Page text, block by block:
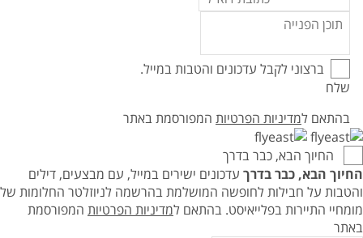
ברצוני לקבל עדכונים והטבות במייל.
שלח
בהתאם למדיניות הפרטיות המפורסמת באתר
החיוך הבא, כבר בדרך
החיוך הבא, כבר בדרך עדכונים ישירים במייל, עם מבצעים, דילים
והטבות על חבילות לחופשה המושלמת בהרשמה לניוזלטר החלומות של
מומחיי התיירות בפלייאיסט. בהתאם למדיניות הפרטיות המפורסמת
באתר